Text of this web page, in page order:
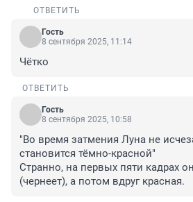
ОТВЕТИТЬ
Гость
8 сентября 2025, 11:14
Чётко
ОТВЕТИТЬ
Гость
8 сентября 2025, 10:58
"Во время затмения Луна не
становится тёмно-красной"
Странно, на первых пяти кадрах
(чернеет), а потом вдруг красная.